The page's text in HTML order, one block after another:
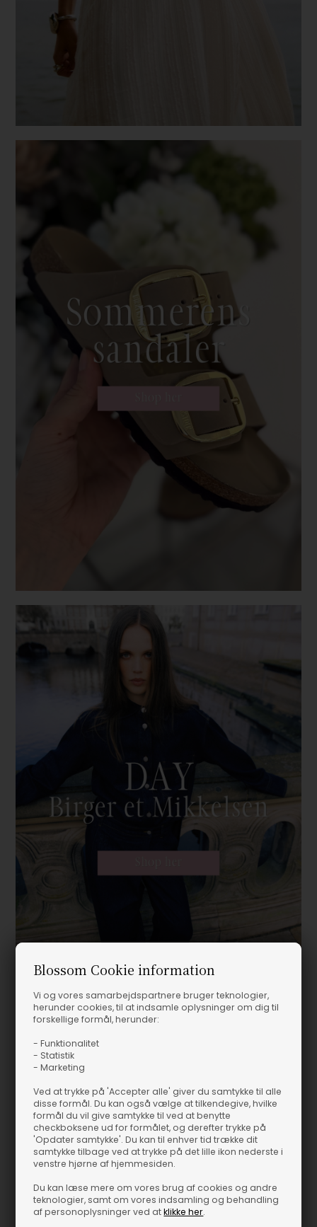
Blossom Cookie information
Vi og vores samarbejdspartnere bruger teknologier,
herunder cookies, til at indsamle oplysninger om dig til
forskellige formål, herunder:
- Funktionalitet
- Statistik
- Marketing
Ved at trykke på 'Accepter alle' giver du samtykke til alle
disse formål. Du kan også vælge at tilkendegive, hvilke
formål du vil give samtykke til ved at benytte
checkboksene ud for formålet, og derefter trykke på
'Opdater samtykke'. Du kan til enhver tid trække dit
samtykke tilbage ved at trykke på det lille ikon nederste i
venstre hjørne af hjemmesiden.
Du kan læse mere om vores brug af cookies og andre
teknologier, samt om vores indsamling og behandling
af personoplysninger ved atklikke her.